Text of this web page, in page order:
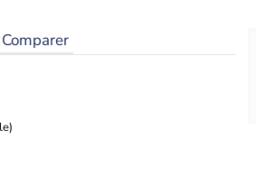
Comparer